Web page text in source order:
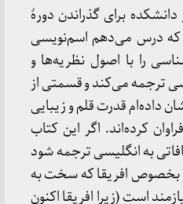
برای گذراندن دورهٔ
که درس می‌دهم اسم‌نویسی
را با اصول نظریه‌ها و
ترجمه می‌کند و قسمتی از
داده‌ام قدرت قلم و زیبایی
کرده‌اند. اگر این کتاب
به انگلیسی ترجمه شود
و بخصوص افریقا که سخت به
است (زیرا افریقا اکنون